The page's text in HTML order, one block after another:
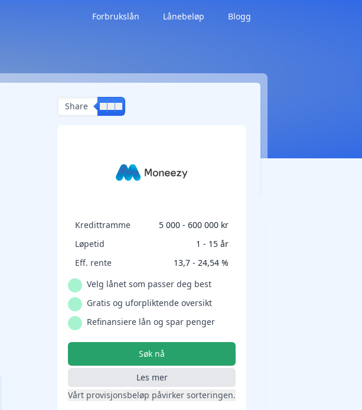
Forbrukslån Lånebeløp Blogg
Share
Kredittramme
5 000 - 600 000 kr
Løpetid
1 - 15 år
Eff. rente
13,7 - 24,54 %
Velg lånet som passer deg best
Gratis og uforpliktende oversikt
Refinansiere lån og spar penger
Les mer
Søk nå
Vårt provisjonsbeløp påvirker sorteringen.